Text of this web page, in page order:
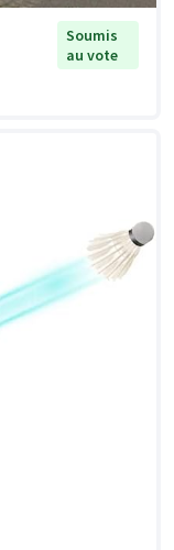
Soumis
au vote